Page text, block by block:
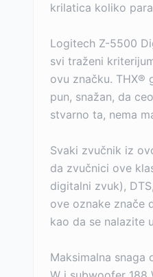
krilatica koliko
Logitech Z-5500
svi traženi
ovu značku. THX®
pun, snažan, da
stvarno ta, nema
Svaki zvučnik iz
da zvučnici ove
digitalni zvuk),
ove oznake znače
kao da se nalazite
Maksimalna